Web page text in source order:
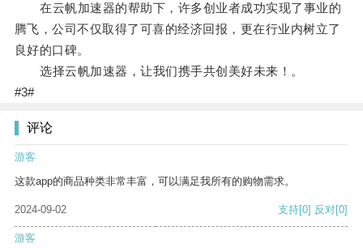
在云帆加速器的帮助下，许多创业者成功实现了事业的
腾飞，公司不仅取得了可喜的经济回报，更在行业内树立了
良好的口碑。
选择云帆加速器，让我们携手共创美好未来！。
#3#
评论
游客
这款app的商品种类非常丰富，可以满足我所有的购物需求。
2024-09-02 支持[0] 反对[0]
游客